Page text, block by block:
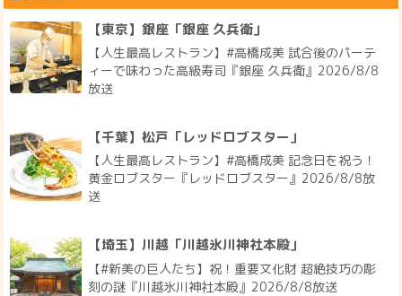
【東京】銀座「銀座 久兵衛」
【人生最高レストラン】#高橋成美 試合後のパーテ
ィーで味わった高級寿司『銀座 久兵衛』2026/8/8
放送
【千葉】松戸「レッドロブスター」
【人生最高レストラン】#高橋成美 記念日を祝う！
黄金ロブスター『レッドロブスター』2026/8/8放
送
【埼玉】川越「川越氷川神社本殿」
【#新美の巨人たち】祝！重要文化財 超絶技巧の彫
刻の謎『川越氷川神社本殿』2026/8/8放送